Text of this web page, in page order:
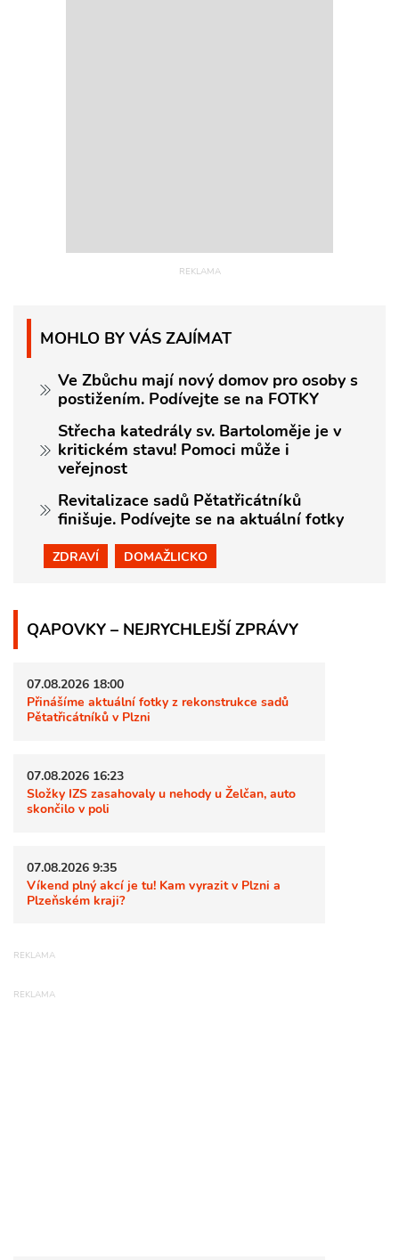
MOHLO BY VÁS ZAJÍMAT
Ve Zbůchu mají nový domov pro osoby s
postižením. Podívejte se na FOTKY
Střecha katedrály sv. Bartoloměje je v
kritickém stavu! Pomoci může i
veřejnost
Revitalizace sadů Pětatřicátníků
finišuje. Podívejte se na aktuální fotky
ZDRAVÍ DOMAŽLICKO
QAPOVKY – NEJRYCHLEJŠÍ ZPRÁVY
07.08.2026 18:00
Přinášíme aktuální fotky z rekonstrukce sadů
Pětatřicátníků v Plzni
07.08.2026 16:23
Složky IZS zasahovaly u nehody u Želčan, auto
skončilo v poli
07.08.2026 9:35
Víkend plný akcí je tu! Kam vyrazit v Plzni a
Plzeňském kraji?